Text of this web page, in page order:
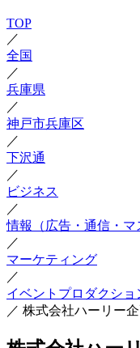
TOP
／
全国
／
兵庫県
／
神戸市兵庫区
／
下沢通
／
ビジネス
／
情報（広告・通信・マ
／
マーケティング
／
イベントプロダクショ
／ 株式会社ハーリー